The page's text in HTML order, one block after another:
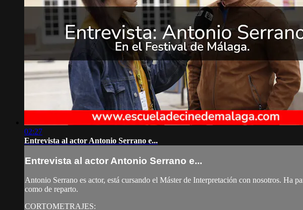
02:27
Entrevista al actor Antonio Serrano e...
Entrevista al actor Antonio Serrano e...
Antonio Serrano es actor, está cursando el Máster de Interpretación con nosotros. Ha
como de reparto.
CORTOMETRAJES: